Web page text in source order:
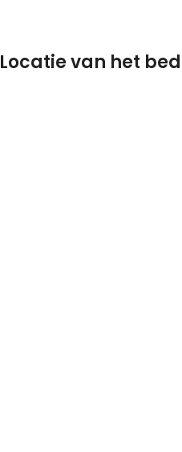
Locatie van het